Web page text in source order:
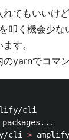
てもいいけ
叩く機会少な
す。
yarnでコマ
cli >